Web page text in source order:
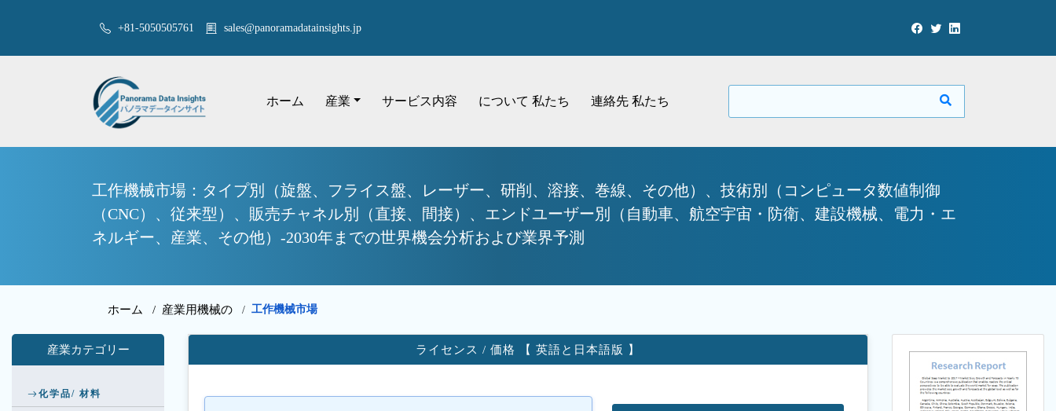
+81-5050505761 sales@panoramadatainsights.jp
ホーム 産業 サービス内容 について 私たち 連絡先 私たち
工作機械市場：タイプ別（旋盤、フライス盤、レーザー、研削、溶接、巻線、その他）、技術別（コンピュータ数値制御
（CNC）、従来型）、販売チャネル別（直接、間接）、エンドユーザー別（自動車、航空宇宙・防衛、建設機械、電力・エ
ネルギー、産業、その他）-2030年までの世界機会分析および業界予測
ホーム / 産業用機械の / 工作機械市場
産業カテゴリー
化学品/ 材料
ライセンス / 価格 【 英語と日本語版 】